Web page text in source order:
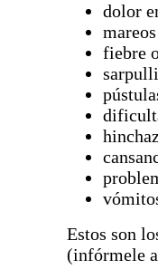
dolor
fiebre
Estos son
(infórmele